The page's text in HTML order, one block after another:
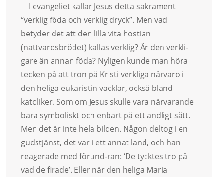
I evangeliet kallar Jesus detta sakrament
“verklig föda och verklig dryck”. Men vad
betyder det att den lilla vita hos­tian
(nattvardsbrödet) kallas verklig? Är den verk­li­
gare än annan föda? Nyligen kunde man höra
tecken på att tron på Kristi verkliga närvaro i
den heliga eukaristin vacklar, också bland
katoliker. Som om Jesus skulle vara närvarande
bara symboliskt och enbart på ett andligt sätt.
Men det är inte hela bilden. Någon del­tog i en
gudstjänst, det var i ett annat land, och han
reagerade med förund-ran: ‘De tycktes tro på
vad de firade’. Eller när den heliga Maria